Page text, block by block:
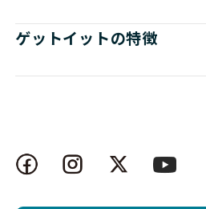
ゲットイットの特徴